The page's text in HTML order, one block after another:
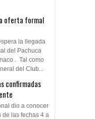
oferta formal
la llegada
del Pachuca
. Tal como
del Club...
confirmadas
dio a conocer
las fechas 4 a